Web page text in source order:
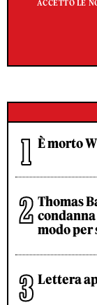
ACCETTO LE
È morto
Thomas
modo per
Lettera